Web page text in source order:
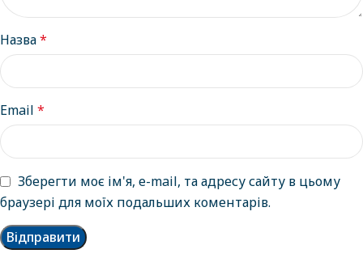
Назва*
Email *
Зберегти моє ім'я, e-mail, та адресу сайту в цьому
браузері для моїх подальших коментарів.